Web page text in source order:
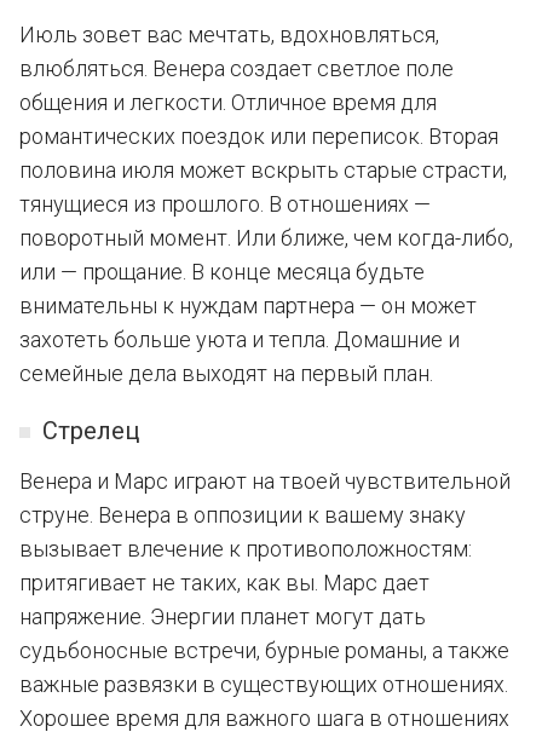
Июль зовет вас мечтать, вдохновляться,
влюбляться. Венера создает светлое поле
общения и легкости. Отличное время для
романтических поездок или переписок. Вторая
половина июля может вскрыть старые страсти,
тянущиеся из прошлого. В отношениях —
поворотный момент. Или ближе, чем когда-либо,
или — прощание. В конце месяца будьте
внимательны к нуждам партнера — он может
захотеть больше уюта и тепла. Домашние и
семейные дела выходят на первый план.
Стрелец
Венера и Марс играют на твоей чувствительной
струне. Венера в оппозиции к вашему знаку
вызывает влечение к противоположностям:
притягивает не таких, как вы. Марс дает
напряжение. Энергии планет могут дать
судьбоносные встречи, бурные романы, а также
важные развязки в существующих отношениях.
Хорошее время для важного шага в отношениях